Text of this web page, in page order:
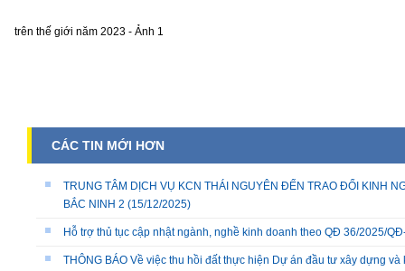
CÁC TIN MỚI HƠN
TRUNG TÂM DỊCH VỤ KCN THÁI NGUYÊN ĐẾN TRAO ĐỔI KINH
BẮC NINH 2 (15/12/2025)
Hỗ trợ thủ tục cập nhật ngành, nghề kinh doanh theo QĐ 36/2025/
THÔNG BÁO Về việc thu hồi đất thực hiện Dự án đầu tư xây dựng